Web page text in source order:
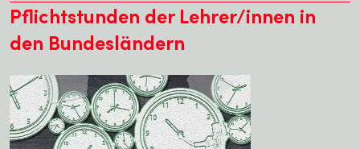
Pflichtstunden der Lehrer/innen in
den Bundesländern